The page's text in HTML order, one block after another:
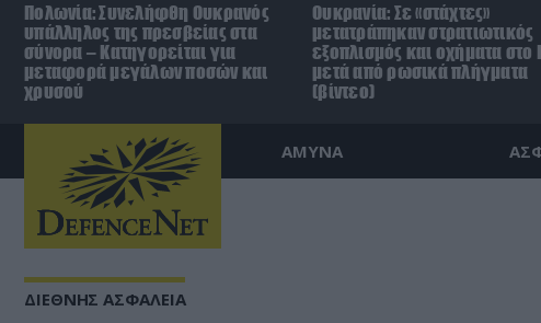
Πολωνία: Συνελήφθη Ουκρανός
υπάλληλος της πρεσβείας στα
σύνορα – Κατηγορείται για
μεταφορά μεγάλων ποσών και
χρυσού
Ουκρανία: Σε «στάχτες»
μετατράπηκαν στρατιωτικός
εξοπλισμός και οχήματα στο
μετά από ρωσικά πλήγματα
(βίντεο)
ΑΜΥΝΑ
ΔΙΕΘΝΗΣ ΑΣΦΑΛΕΙΑ